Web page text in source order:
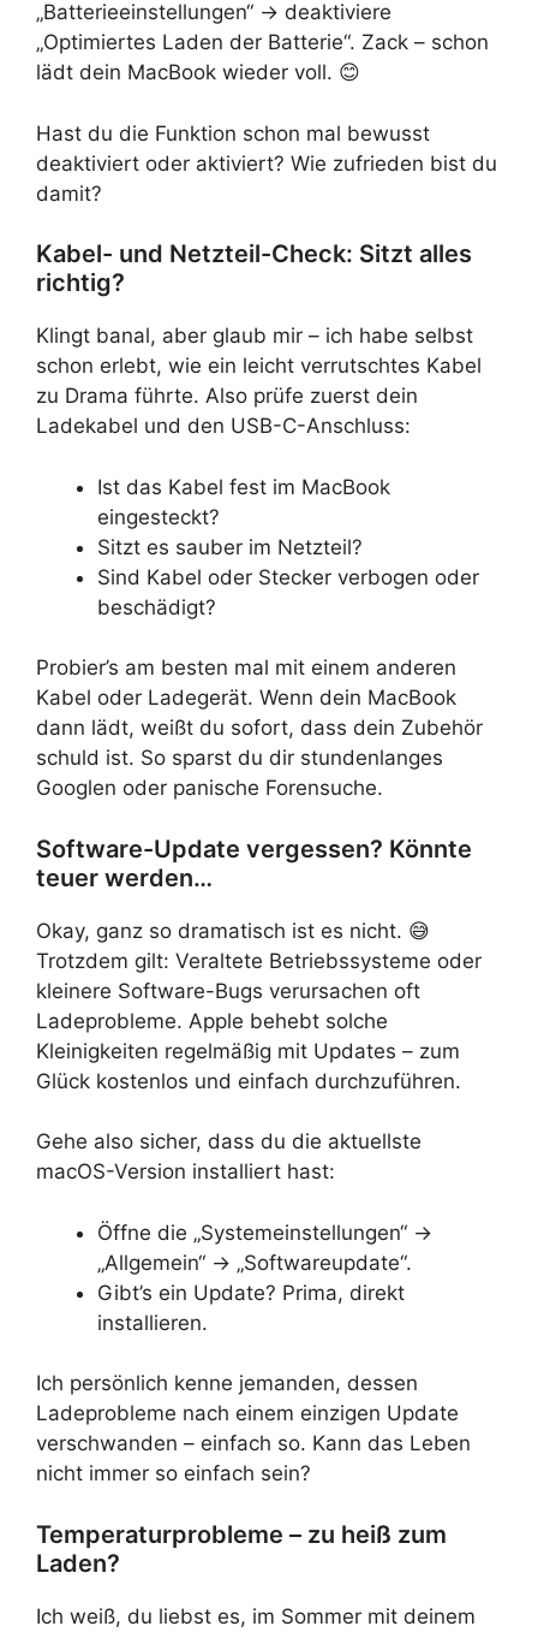
„Batterieeinstellungen“ → deaktiviere
„Optimiertes Laden der Batterie“. Zack – schon
lädt dein MacBook wieder voll. 😊
Hast du die Funktion schon mal bewusst
deaktiviert oder aktiviert? Wie zufrieden bist du
damit?
Kabel- und Netzteil-Check: Sitzt alles
richtig?
Klingt banal, aber glaub mir – ich habe selbst
schon erlebt, wie ein leicht verrutschtes Kabel
zu Drama führte. Also prüfe zuerst dein
Ladekabel und den USB-C-Anschluss:
Ist das Kabel fest im MacBook
eingesteckt?
Sitzt es sauber im Netzteil?
Sind Kabel oder Stecker verbogen oder
beschädigt?
Probier’s am besten mal mit einem anderen
Kabel oder Ladegerät. Wenn dein MacBook
dann lädt, weißt du sofort, dass dein Zubehör
schuld ist. So sparst du dir stundenlanges
Googlen oder panische Forensuche.
Software-Update vergessen? Könnte
teuer werden…
Okay, ganz so dramatisch ist es nicht. 😅
Trotzdem gilt: Veraltete Betriebssysteme oder
kleinere Software-Bugs verursachen oft
Ladeprobleme. Apple behebt solche
Kleinigkeiten regelmäßig mit Updates – zum
Glück kostenlos und einfach durchzuführen.
Gehe also sicher, dass du die aktuellste
macOS-Version installiert hast:
Öffne die „Systemeinstellungen“ →
„Allgemein“ → „Softwareupdate“.
Gibt’s ein Update? Prima, direkt
installieren.
Ich persönlich kenne jemanden, dessen
Ladeprobleme nach einem einzigen Update
verschwanden – einfach so. Kann das Leben
nicht immer so einfach sein?
Temperaturprobleme – zu heiß zum
Laden?
Ich weiß, du liebst es, im Sommer mit deinem